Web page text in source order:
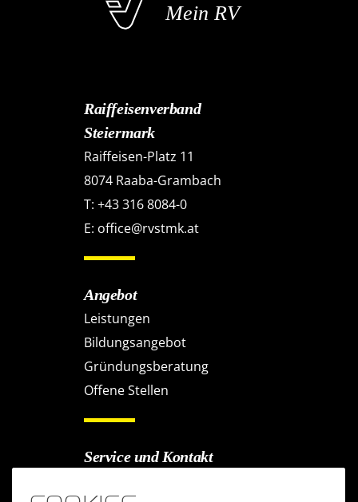
Mein RV
Angebot
Leistungen
Bildungsangebot
Gründungsberatung
Offene Stellen
Service und Kontakt
Raiffeisenverband
Steiermark
Raiffeisen-Platz 11
8074 Raaba-Grambach
T: +43 316 8084-0
E: office@rvstmk.at